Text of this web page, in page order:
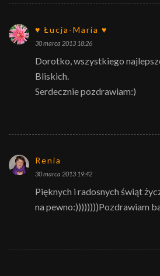
♥ Łucja-Maria ♥
30 marca 2013 18:26
Dorotko, wszystkiego
Bliskich.
Serdecznie pozdrawiam:)
Renia
30 marca 2013 19:42
Pięknych i radosnych świąt
na pewno:))))))))Pozdrawiam